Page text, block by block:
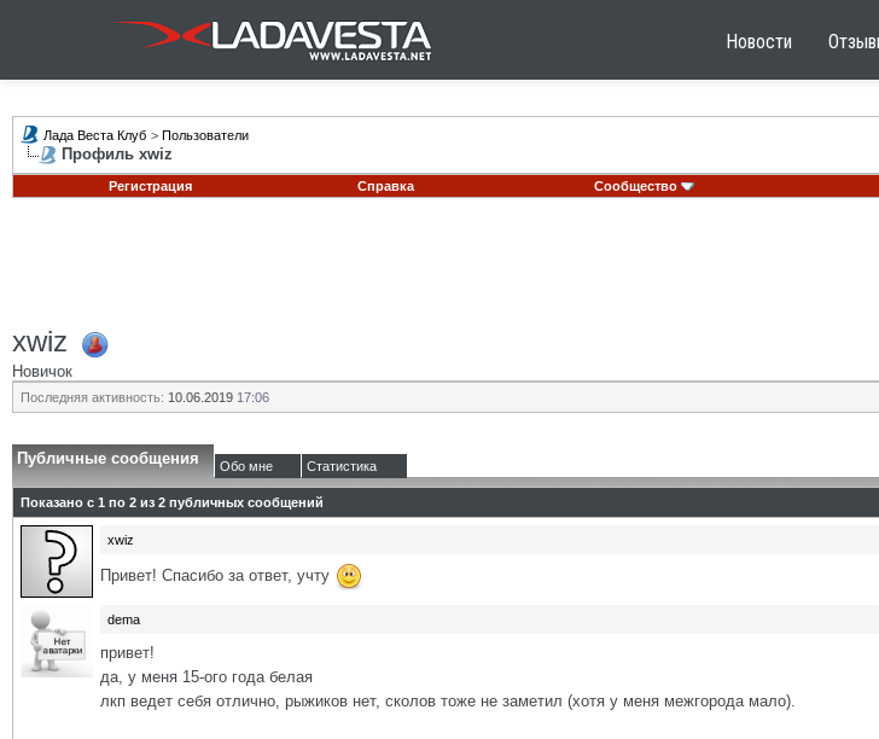
Новости
Лада Веста Клуб > Пользователи
Профиль xwiz
Регистрация
Справка Сообщество
xwiz
Новичок
Последняя активность: 10.06.2019 17:06
Публичные сообщения Обо мне Статистика
Показано с 1 по 2 из 2 публичных сообщений
xwiz
Привет! Спасибо за ответ, учту
dema
привет!
да, у меня 15-ого года белая
лкп ведет себя отлично, рыжиков нет, сколов тоже не заметил (хотя у меня межгорода мало).